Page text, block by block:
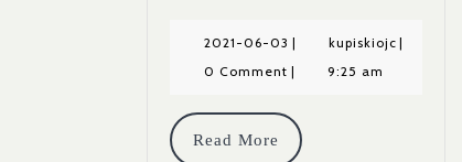
–
2021-06-03 2021-
06-
| kupiskiojckupiskiojc
|
0 Comment | 9:25 am
Read More
Read